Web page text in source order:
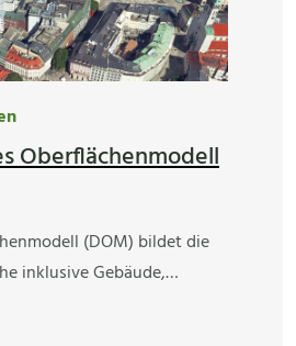
Oberflächenmodell
(DOM) bildet die
inklusive Gebäude,…